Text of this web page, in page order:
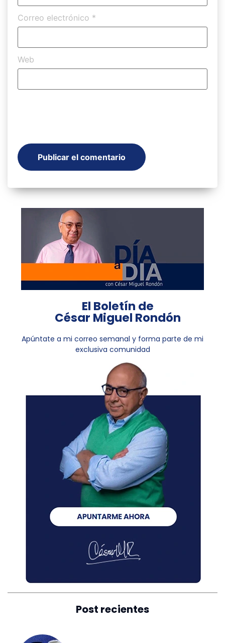
Correo electrónico *
Web
El Boletín de
César Miguel Rondón
Apúntate a mi correo semanal y forma parte de mi
exclusiva comunidad
Post recientes